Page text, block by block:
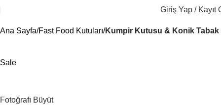
Giriş Yap / Kayıt
Ana Sayfa Fast Food Kutuları Kumpir Kutusu & Konik Tabak
Sale
Fotoğrafı Büyüt